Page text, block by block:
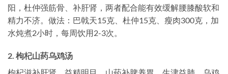
阳，杜仲强筋骨、补肝肾，两者配合能有效缓解腰膝酸软和
精力不济。做法：巴戟天15克、杜仲15克、瘦肉300克，加
水炖煮2小时，每周饮用2-3次。
2. 枸杞山药乌鸡汤